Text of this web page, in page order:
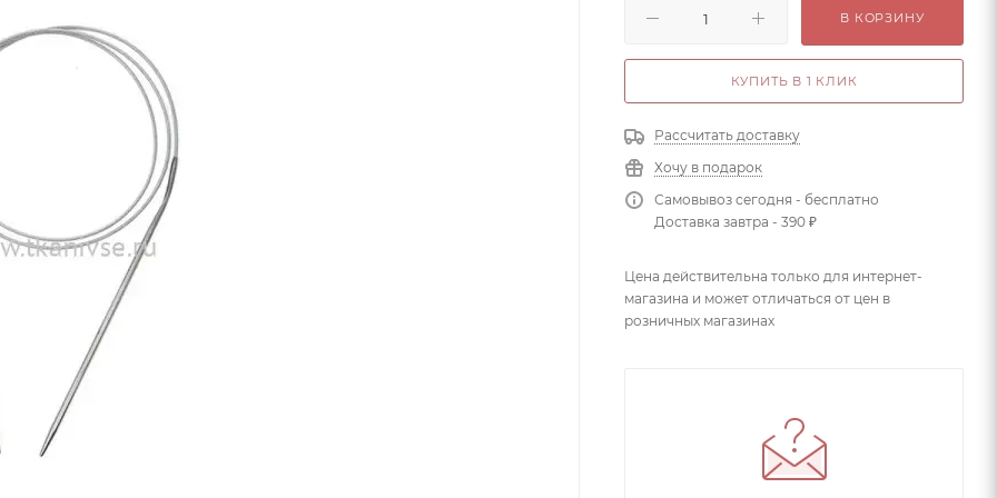
В КОРЗИНУ
КУПИТЬ В 1 КЛИК
Рассчитать доставку
Хочу в подарок
Самовывоз сегодня - бесплатно
Доставка завтра - 390 ₽
Цена действительна только для интернет-
магазина и может отличаться от цен в
розничных магазинах